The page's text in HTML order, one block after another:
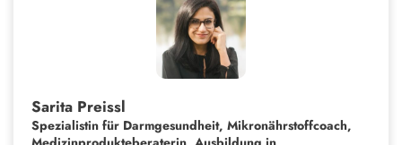
Sarita Preissl
Spezialistin für Darmgesundheit, Mikronährstoffcoach,